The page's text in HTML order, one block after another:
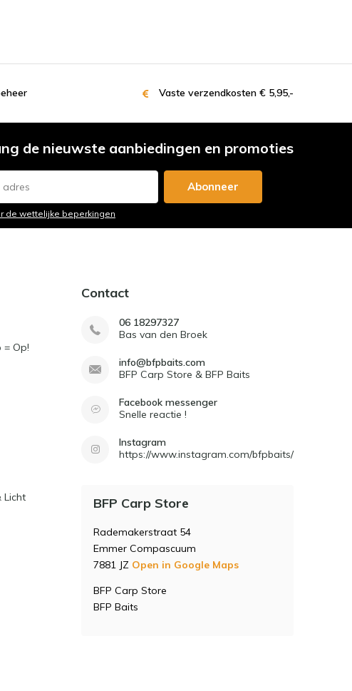
Vaste verzendkosten € 5,95,-
de nieuwste aanbiedingen en promoties
Abonneer
de wettelijke beperkingen
= Op!
Licht
Contact
06 18297327
Bas van den Broek
info@bfpbaits.com
BFP Carp Store & BFP Baits
Facebook messenger
Snelle reactie !
Instagram
https://www.instagram.com/bfpbaits/
BFP Carp Store
Rademakerstraat 54
Emmer Compascuum
7881 JZ Open in Google Maps
BFP Carp Store
BFP Baits